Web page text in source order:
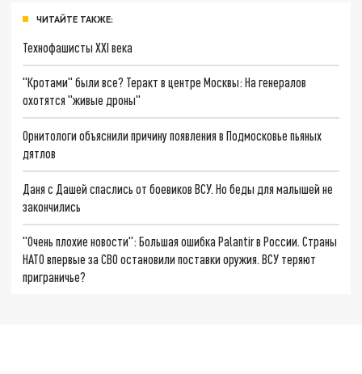
ЧИТАЙТЕ ТАКЖЕ:
Технофашисты XXI века
"Кротами" были все? Теракт в центре Москвы: На генералов
охотятся "живые дроны"
Орнитологи объяснили причину появления в Подмосковье пьяных
дятлов
Даня с Дашей спаслись от боевиков ВСУ. Но беды для малышей не
закончились
"Очень плохие новости": Большая ошибка Palantir в России. Страны
НАТО впервые за СВО остановили поставки оружия. ВСУ теряют
приграничье?